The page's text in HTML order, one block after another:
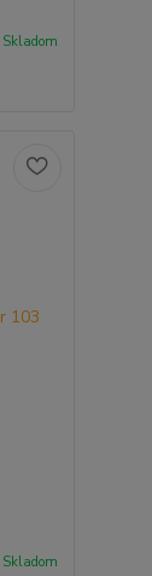
Skladom
Skladom